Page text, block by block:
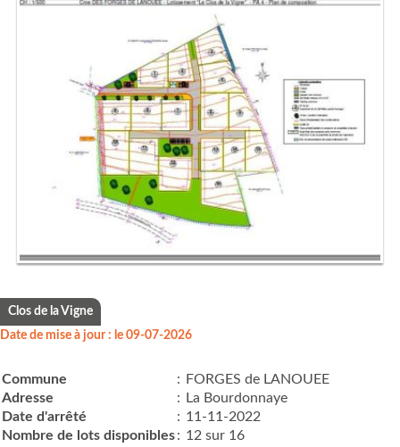
Clos de la Vigne
Date de mise à jour : le 09-07-2026
Commune : FORGES de LANOUEE
Adresse
: La Bourdonnaye
Date d'arrêté
: 11-11-2022
Nombre de lots disponibles: 12 sur 16